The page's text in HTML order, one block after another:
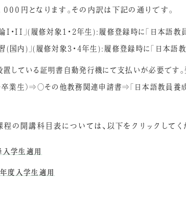
円となります。その内訳は下記の通りです。
論I・II」(履修対象1・2年生):履修登録時に「日本語
習(国内)」(履修対象3・4年生):履修登録時に「日本
している証明書自動発行機にて支払いが必要です。
卒業生）⇒○その他教務関連申請書⇒「日本語教員養成
の開講科目表については、以下をクリックしてく
学生適用
度入学生適用